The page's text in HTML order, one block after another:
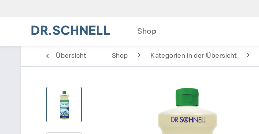
Shop
Übersicht Shop Kategorien in der Übersicht